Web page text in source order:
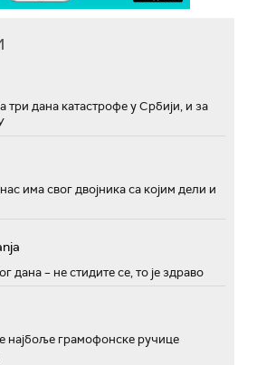
три дана катастрофе у Србији, и за
има свог двојника са којим дели и
дана – не стидите се, то је здраво
најбоље грамофонске ручице